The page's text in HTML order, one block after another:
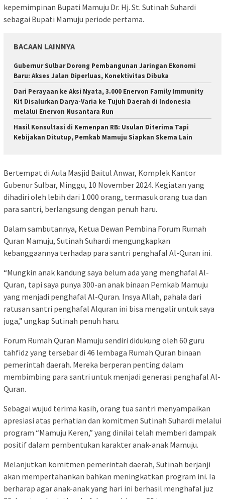
kepemimpinan Bupati Mamuju Dr. Hj. St. Sutinah Suhardi
sebagai Bupati Mamuju periode pertama.
BACAAN LAINNYA
Gubernur Sulbar Dorong Pembangunan Jaringan Ekonomi
Baru: Akses Jalan Diperluas, Konektivitas Dibuka
Dari Perayaan ke Aksi Nyata, 3.000 Enervon Family Immunity
Kit Disalurkan Darya-Varia ke Tujuh Daerah di Indonesia
melalui Enervon Nusantara Run
Hasil Konsultasi di Kemenpan RB: Usulan Diterima Tapi
Kebijakan Ditutup, Pemkab Mamuju Siapkan Skema Lain
Bertempat di Aula Masjid Baitul Anwar, Komplek Kantor
Gubenur Sulbar, Minggu, 10 November 2024. Kegiatan yang
dihadiri oleh lebih dari 1.000 orang, termasuk orang tua dan
para santri, berlangsung dengan penuh haru.
Dalam sambutannya, Ketua Dewan Pembina Forum Rumah
Quran Mamuju, Sutinah Suhardi mengungkapkan
kebanggaannya terhadap para santri penghafal Al-Quran ini.
“Mungkin anak kandung saya belum ada yang menghafal Al-
Quran, tapi saya punya 300-an anak binaan Pemkab Mamuju
yang menjadi penghafal Al-Quran. Insya Allah, pahala dari
ratusan santri penghafal Alquran ini bisa mengalir untuk saya
juga,” ungkap Sutinah penuh haru.
Forum Rumah Quran Mamuju sendiri didukung oleh 60 guru
tahfidz yang tersebar di 46 lembaga Rumah Quran binaan
pemerintah daerah. Mereka berperan penting dalam
membimbing para santri untuk menjadi generasi penghafal Al-
Quran.
Sebagai wujud terima kasih, orang tua santri menyampaikan
apresiasi atas perhatian dan komitmen Sutinah Suhardi melalui
program “Mamuju Keren,” yang dinilai telah memberi dampak
positif dalam pembentukan karakter anak-anak Mamuju.
Melanjutkan komitmen pemerintah daerah, Sutinah berjanji
akan mempertahankan bahkan meningkatkan program ini. Ia
berharap agar anak-anak yang hari ini berhasil menghafal juz